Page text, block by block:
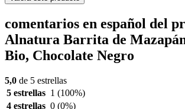
comentarios en español del
Alnatura Barrita de
Bio, Chocolate Negro
5,0 de 5 estrellas
5 estrellas 1 (100%)
4 estrellas 0 (0%)